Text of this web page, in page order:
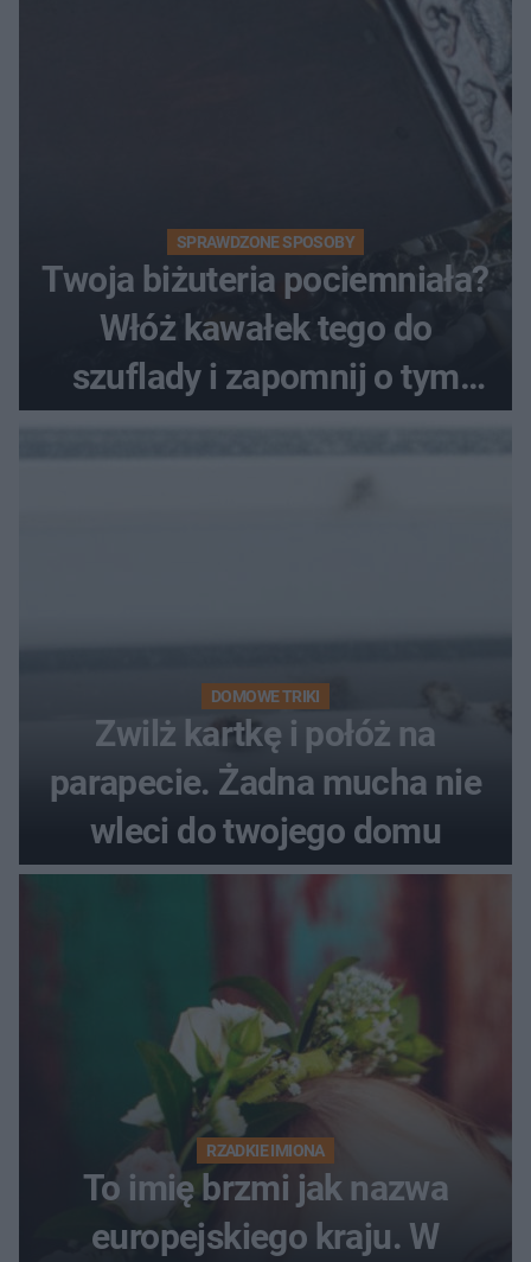
SPRAWDZONE SPOSOBY
Twoja biżuteria pociemniała?
Włóż kawałek tego do
szuflady i zapomnij o tym
DOMOWE TRIKI
Zwilż kartkę i połóż na
parapecie. Żadna mucha nie
wleci do twojego domu
RZADKIE IMIONA
To imię brzmi jak nazwa
europejskiego kraju. W